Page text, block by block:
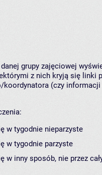
grupy zajęciowej
z nich kryją się linki
koordynatora (czy
w tygodnie nieparzyste
w tygodnie parzyste
w inny sposób, nie przez